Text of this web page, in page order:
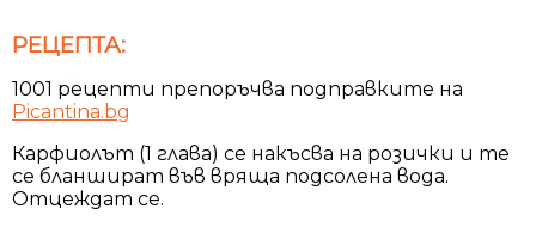
РЕЦЕПТА:
1001 рецепти препоръчва подправките на
Picantina.bg
Карфиолът (1 глава) се накъсва на розички и те
се бланшират във вряща подсолена вода.
Отцеждат се.